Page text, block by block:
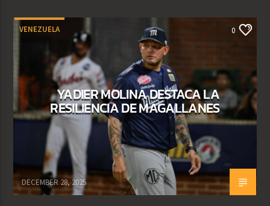
VENEZUELA 0
YADIER MOLINA DESTACA LA
RESILIENCIA DE MAGALLANES
DECEMBER 28, 2025